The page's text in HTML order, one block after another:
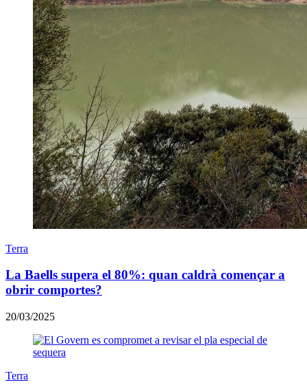
Terra
La Baells supera el 80%: quan caldrà començar a
obrir comportes?
20/03/2025
Terra